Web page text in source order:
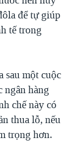
KHỨ VÀ HIỆN
CUỘC'
để tự giúp
tế trong
sau một cuộc
ngân hàng
chế này có
thua lỗ, nếu
trọng hơn.